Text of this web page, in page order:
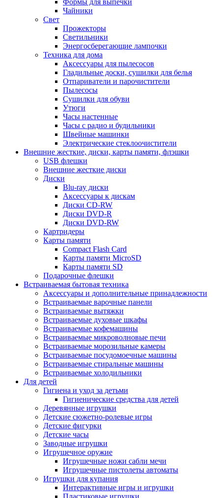
Формы для выпечки
Чайники
Свет
Прожекторы
Светильники
Энергосберегающие лампочки
Техника для дома
Аксессуары для пылесосов
Гладильные доски, сушилки для белья
Отпариватели и парочистители
Пылесосы
Сушилки для обуви
Утюги
Часы настенные
Часы с радио и будильники
Швейные машинки
Электрические стеклоочистители
Внешние жесткие, диски, карты памяти, флэшки
USB флешки
Внешние жесткие диски
Диски
Blu-ray диски
Аксессуары к дискам
Диски CD-RW
Диски DVD-R
Диски DVD-RW
Картридеры
Карты памяти
Compact Flash Card
Карты памяти MicroSD
Карты памяти SD
Подарочные флешки
Встраиваемая бытовая техника
Аксессуары и дополнительные принадлежности
Встраиваемые варочные панели
Встраиваемые вытяжки
Встраиваемые духовые шкафы
Встраиваемые кофемашины
Встраиваемые микроволновые печи
Встраиваемые морозильные камеры
Встраиваемые посудомоечные машины
Встраиваемые стиральные машины
Встраиваемые холодильники
Для детей
Гигиена и уход за детьми
Гигиенические средства для детей
Деревянные игрушки
Детские сюжетно-ролевые игры
Детские фигурки
Детские часы
Заводные игрушки
Игрушечное оружие
Игрушечные ножи сабли мечи
Игрушечные пистолеты автоматы
Игрушки для купания
Интерактивные игры и игрушки
Пластиковые игрушки